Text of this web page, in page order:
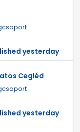
yesterday
Cegléd
yesterday